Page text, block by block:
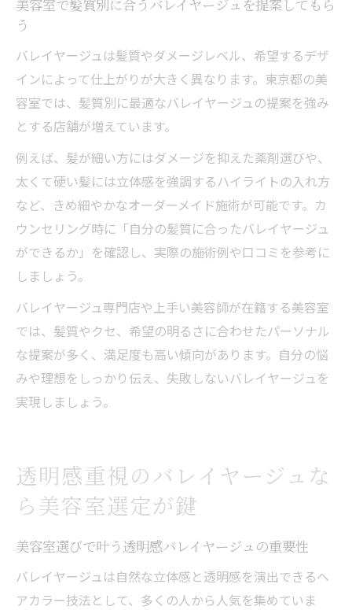
美容室で髪質別に合うバレイヤージュを提案してもら
う
バレイヤージュは髪質やダメージレベル、希望するデザ
インによって仕上がりが大きく異なります。東京都の美
容室では、髪質別に最適なバレイヤージュの提案を強み
とする店舗が増えています。
例えば、髪が細い方にはダメージを抑えた薬剤選びや、
太くて硬い髪には立体感を強調するハイライトの入れ方
など、きめ細やかなオーダーメイド施術が可能です。カ
ウンセリング時に「自分の髪質に合ったバレイヤージュ
ができるか」を確認し、実際の施術例や口コミを参考に
しましょう。
バレイヤージュ専門店や上手い美容師が在籍する美容室
では、髪質やクセ、希望の明るさに合わせたパーソナル
な提案が多く、満足度も高い傾向があります。自分の悩
みや理想をしっかり伝え、失敗しないバレイヤージュを
実現しましょう。
透明感重視のバレイヤージュな
ら美容室選定が鍵
美容室選びで叶う透明感バレイヤージュの重要性
バレイヤージュは自然な立体感と透明感を演出できるヘ
アカラー技法として、多くの人から人気を集めていま